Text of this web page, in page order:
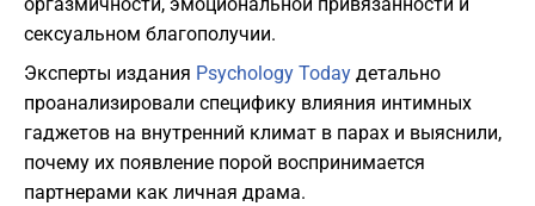
сексуальном благополучии.
Эксперты издания Psychology Today детально
проанализировали специфику влияния интимных
гаджетов на внутренний климат в парах и выяснили,
почему их появление порой воспринимается
партнерами как личная драма.